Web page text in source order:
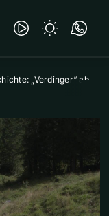
„Verdinger“ ab